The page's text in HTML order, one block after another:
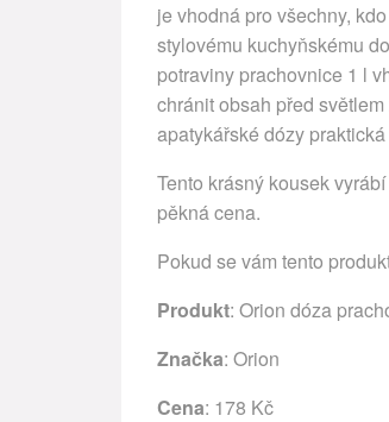
je vhodná pro všechny,
stylovému kuchyňskému
potraviny prachovnice 1 l
chránit obsah před
apatykářské dózy
Tento krásný kousek
pěkná cena.
Pokud se vám tento
Produkt: Orion dóza
Značka: Orion
Cena: 178 Kč